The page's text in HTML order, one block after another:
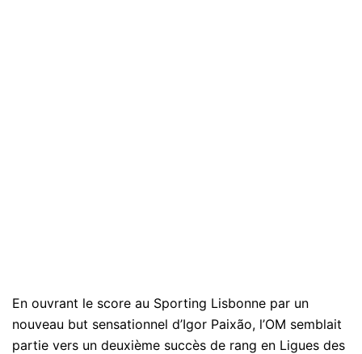
En ouvrant le score au Sporting Lisbonne par un
nouveau but sensationnel d’Igor Paixão, l’OM semblait
partie vers un deuxième succès de rang en Ligues des